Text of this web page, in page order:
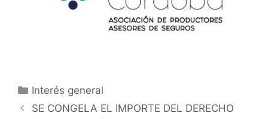
Interés general
SE CONGELA EL IMPORTE DEL DERECHO